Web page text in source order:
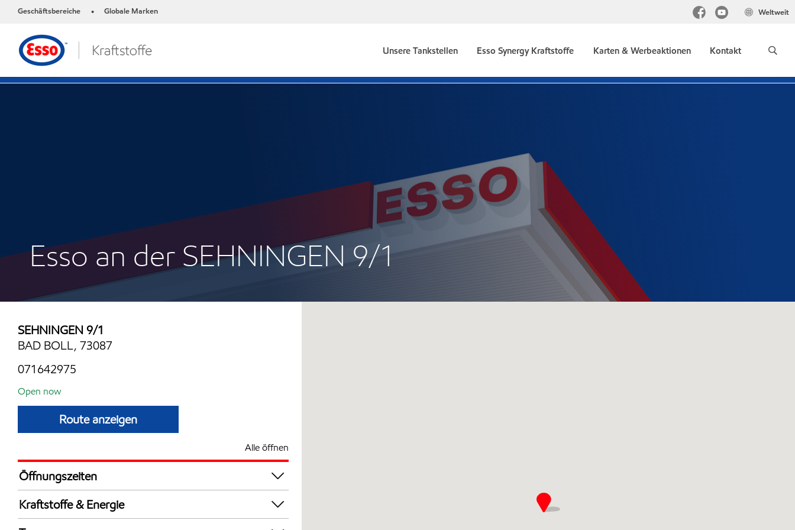
Geschäftsbereiche • Globale Marken Weltweit
Unsere Tankstellen Esso Synergy Kraftstoffe Karten & Werbeaktionen Kontakt
Esso an der SEHNINGEN 9/1
SEHNINGEN 9/1
BAD BOLL, 73087
071642975
Open now
Route anzeigen
Alle öffnen
Öffnungszeiten
Mon
Die
Kraftstoffe & Energie
Synergy Supreme+ Bleifrei 98